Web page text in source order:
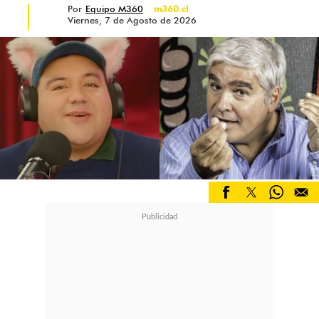
Su nombre comenzó a sonar con
fuerza al defender a Gemita Bueno
en el caso Spiniak y al asumir la
defensa de Rodrigo Orias,el joven
que asesinó a un sacerdote en la
Catedral de Santiago."Me decían
que renunciara, que presentara
objeción de conciencia, pero yo
Por Equipo M360
m360.cl
Viernes, 7 de Agosto de 2026